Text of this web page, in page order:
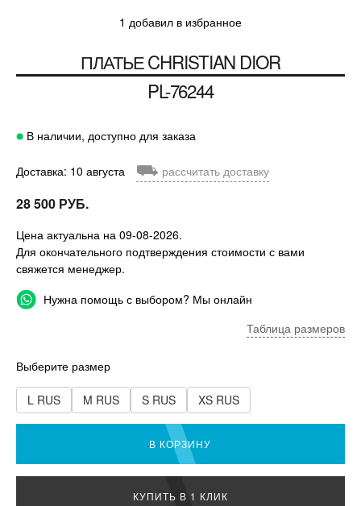
1 добавил в избранное
ПЛАТЬЕCHRISTIAN DIOR
PL-76244
В наличии, доступно для заказа
Доставка: 10 августа ⛟ рассчитать доставку
28 500 РУБ.
Цена актуальна на 09-08-2026.
Для окончательного подтверждения стоимости с вами
свяжется менеджер.
Нужна помощь с выбором? Мы онлайн
Таблица размеров
Выберите размер
L RUS M RUS S RUS XS RUS
В КОРЗИНУ
КУПИТЬ В 1 КЛИК